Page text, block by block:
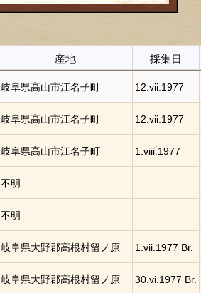
産地 採集日
岐阜県高山市江名子町 12.vii.1977
岐阜県高山市江名子町 12.vii.1977
岐阜県高山市江名子町 1.viii.1977
不明
不明
岐阜県大野郡高根村留ノ原 1.vii.1977 Br.
岐阜県大野郡高根村留ノ原 30.vi.1977 Br.